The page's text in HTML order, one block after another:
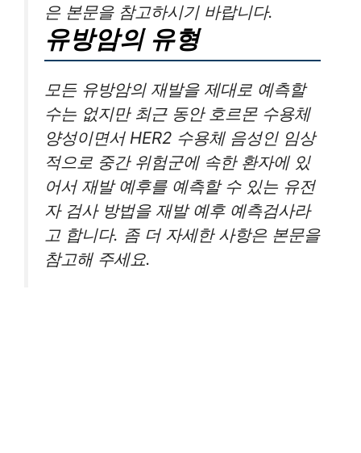
은 본문을 참고하시기 바랍니다.
유방암의 유형
모든 유방암의 재발을 제대로 예측할
수는 없지만 최근 동안 호르몬 수용체
양성이면서 HER2 수용체 음성인 임상
적으로 중간 위험군에 속한 환자에 있
어서 재발 예후를 예측할 수 있는 유전
자 검사 방법을 재발 예후 예측검사라
고 합니다. 좀 더 자세한 사항은 본문을
참고해 주세요.